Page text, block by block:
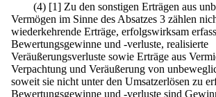
(4) [1] Zu den sonstigen Erträgen aus
Vermögen im Sinne des Absatzes 3 zählen
wiederkehrende Erträge, erfolgswirksam
Bewertungsgewinne und -verluste, realisierte
Veräußerungsverluste sowie Erträge aus
Verpachtung und Veräußerung von
soweit sie nicht unter den Umsatzerlösen zu
Bewertungsgewinne und -verluste sind